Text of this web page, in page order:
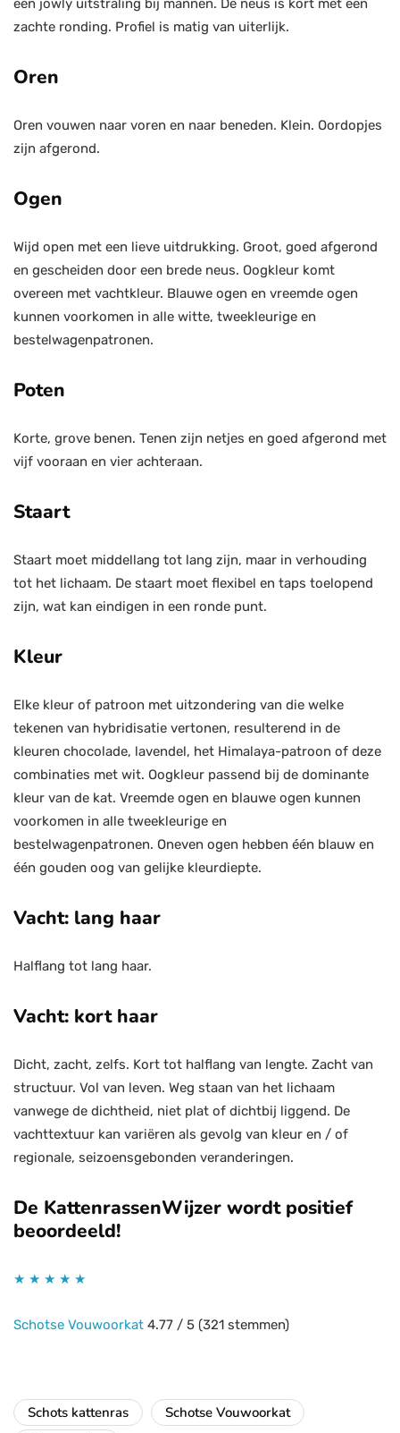
een jowly uitstraling bij mannen. De neus is kort met een
zachte ronding. Profiel is matig van uiterlijk.
Oren
Oren vouwen naar voren en naar beneden. Klein. Oordopjes
zijn afgerond.
Ogen
Wijd open met een lieve uitdrukking. Groot, goed afgerond
en gescheiden door een brede neus. Oogkleur komt
overeen met vachtkleur. Blauwe ogen en vreemde ogen
kunnen voorkomen in alle witte, tweekleurige en
bestelwagenpatronen.
Poten
Korte, grove benen. Tenen zijn netjes en goed afgerond met
vijf vooraan en vier achteraan.
Staart
Staart moet middellang tot lang zijn, maar in verhouding
tot het lichaam. De staart moet flexibel en taps toelopend
zijn, wat kan eindigen in een ronde punt.
Kleur
Elke kleur of patroon met uitzondering van die welke
tekenen van hybridisatie vertonen, resulterend in de
kleuren chocolade, lavendel, het Himalaya-patroon of deze
combinaties met wit. Oogkleur passend bij de dominante
kleur van de kat. Vreemde ogen en blauwe ogen kunnen
voorkomen in alle tweekleurige en
bestelwagenpatronen. Oneven ogen hebben één blauw en
één gouden oog van gelijke kleurdiepte.
Vacht: lang haar
Halflang tot lang haar.
Vacht: kort haar
Dicht, zacht, zelfs. Kort tot halflang van lengte. Zacht van
structuur. Vol van leven. Weg staan ​​van het lichaam
vanwege de dichtheid, niet plat of dichtbij liggend. De
vachttextuur kan variëren als gevolg van kleur en / of
regionale, seizoensgebonden veranderingen.
De KattenrassenWijzer wordt positief
beoordeeld!
★ ★ ★ ★ ★
Schotse Vouwoorkat 4.77 / 5 (321 stemmen)
Schots kattenras
Schotse Vouwoorkat